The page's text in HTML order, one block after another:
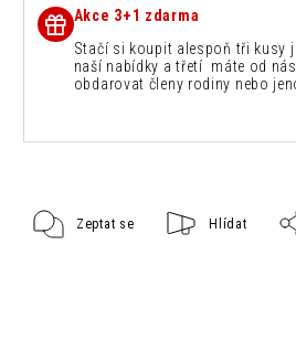
Akce 3+1 zdarma
Stačí si koupit alespoň tři kusy
naší nabídky a třetí máte od
obdarovat členy rodiny nebo
Zeptat se Hlídat